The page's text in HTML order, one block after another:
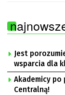
Jest
wsparcia dla
Akademicy po
Centralną!